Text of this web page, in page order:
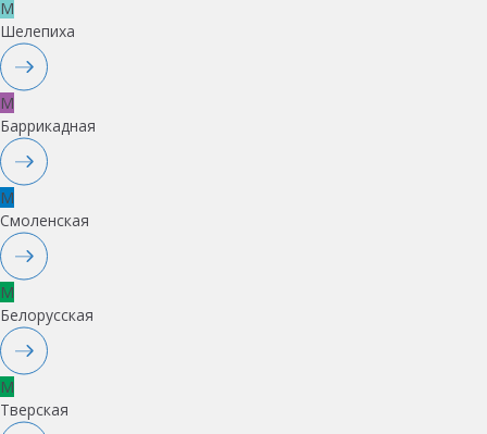
M
Шелепиха
M
Баррикадная
M
Смоленская
M
Белорусская
M
Тверская